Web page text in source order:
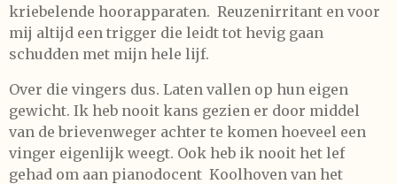
kriebelende hoorapparaten. Reuzenirritant en voor
mij altijd een trigger die leidt tot hevig gaan
schudden met mijn hele lijf.
Over die vingers dus. Laten vallen op hun eigen
gewicht. Ik heb nooit kans gezien er door middel
van de brievenweger achter te komen hoeveel een
vinger eigenlijk weegt. Ook heb ik nooit het lef
gehad om aan pianodocent Koolhoven van het